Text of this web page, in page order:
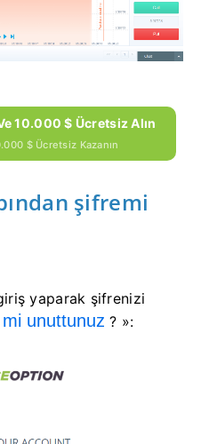
10.000 $ Ücretsiz Alın
$ Ücretsiz Kazanın
şifremi
yaparak şifrenizi
unuttunuz ? »: